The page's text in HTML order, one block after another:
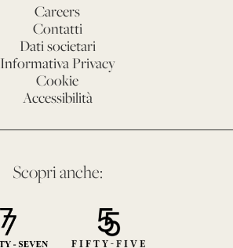
Careers
Contatti
Dati societari
Informativa Privacy
Cookie
Accessibilità
Scopri anche: